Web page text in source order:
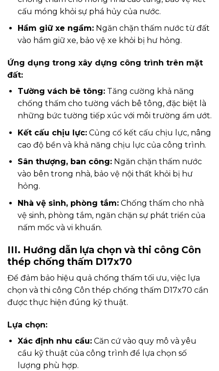
cấu móng khỏi sự phá hủy của nước.
Hầm giữ xe ngầm:Ngăn chặn thấm nước từ đất
vào hầm giữ xe, bảo vệ xe khỏi bị hư hỏng.
Ứng dụng trong xây dựng công trình trên mặt
đất:
Tường vách bê tông:Tăng cường khả năng
chống thấm cho tường vách bê tông, đặc biệt là
những bức tường tiếp xúc với môi trường ẩm ướt.
Kết cấu chịu lực:Củng cố kết cấu chịu lực, nâng
cao độ bền và khả năng chịu lực của công trình.
Sân thượng, ban công:Ngăn chặn thấm nước
vào bên trong nhà, bảo vệ nội thất khỏi bị hư
hỏng.
Nhà vệ sinh, phòng tắm:Chống thấm cho nhà
vệ sinh, phòng tắm, ngăn chặn sự phát triển của
nấm mốc và vi khuẩn.
III. Hướng dẫn lựa chọn và thi công Côn
thép chống thấm D17x70
Để đảm bảo hiệu quả chống thấm tối ưu, việc lựa
chọn và thi công Côn thép chống thấm D17x70 cần
được thực hiện đúng kỹ thuật.
Lựa chọn:
Xác định nhu cầu:Căn cứ vào quy mô và yêu
cầu kỹ thuật của công trình để lựa chọn số
lượng phù hợp.